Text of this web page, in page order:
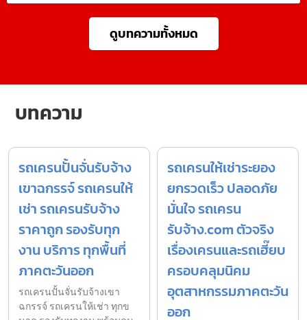
ดูบทความทั้งหมด
บทความ
รถเครนปั้นจั่นรับจ้าง
เขาฉกรรจ์ รถเครนให้
เช่า รถเครนรับจ้าง
ราคาถูก รองรับทุก
งาน บริการ ทุกพื้นที่
ภาคตะวันออก
รถเครนปั้นจั่นรับจ้างเขา
ฉกรรจ์ รถเครนให้เช่า ทุกข
รถเครนให้เช่าระยอง
ยกรวดเร็ว ปลอดภัย
มั่นใจ รถเครน
รับจ้าง.com ตัวจริง
เรื่องเครนและรถเฮี๊ยบ
ครอบคลุมนิคม
อุตสาหกรรมภาคตะวัน
ออก